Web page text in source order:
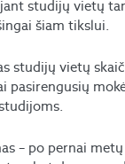
studijų vietų
šiam tikslui.
studijų vietų
pasirengusių
– po pernai